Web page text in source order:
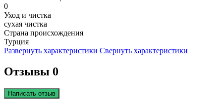
0
Уход и чистка
сухая чистка
Страна происхождения
Турция
Развернуть характеристики Свернуть характеристики
Отзывы 0
Написать отзыв